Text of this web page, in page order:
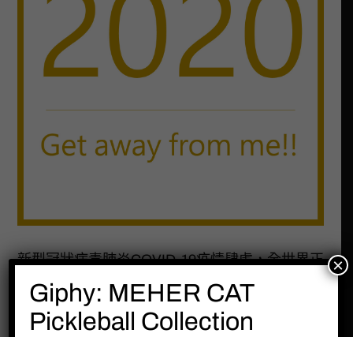
新型冠狀病毒肺炎COVID-19疫情肆虐，全世界正
面臨極大的挑戰………..?????
分享此文：
Giphy: MEHER CAT
Pickleball Collection
×